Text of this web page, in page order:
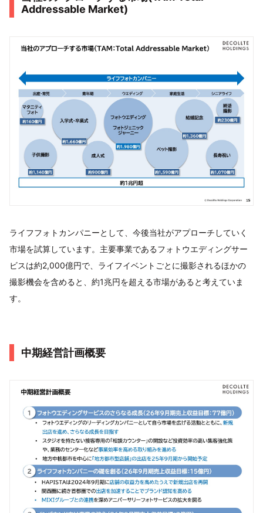
Addressable Market)
ライフフォトカンパニーとして、今後当社がアプローチしていく
市場を試算しています。主要事業であるフォトウエディングサー
ビスは約2,000億円で、ライフイベントごとに撮影されるほかの
撮影機会を含めると、約1兆円を超える市場があると考えていま
す。
中期経営計画概要